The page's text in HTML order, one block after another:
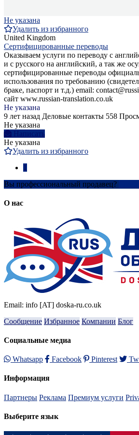
Не указана
Удалить из избранного
United Kingdom
Сертифицированные переводы
Оказываем услуги по перевoду с
и с русского на английский, а так же
сертифицированные переводы
использования по требованию
браке, паспорт и т.д.) email:
сайт www.russian-translation.co.uk
Не указана
9 лет назад Деловые контакты 558
Не указана
Написать
Не указана
Удалить из избранного
Вы профессиональный продавец?
О нас
Email: info [AT] doska-ru.co.uk
Сообщение Избранное Компании Блог
Социальные медиа
Whatsapp Facebook Pinterest
Информация
Партнеры Реклама Премиум услуги
Выберите язык